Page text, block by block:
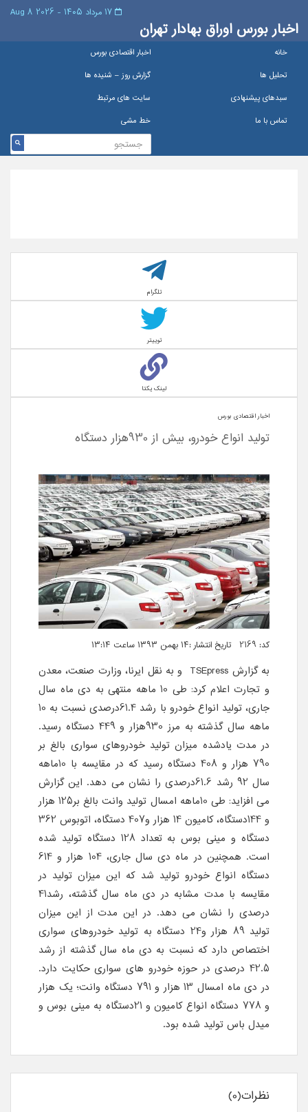
اخبار بورس اوراق بهادار تهران
خانه
اخبار اقتصادی بورس
تحلیل ها
گزارش روز – شنيده ها
سبدهای پیشنهادی
سایت های مرتبط
تماس با ما
خط مشی
تلگرام
توییتر
لینک یکتا
اخبار اقتصادی بورس
تولید انواع خودرو، بیش از 930هزار دستگاه
کد: 2169 تاریخ انتشار :۱۴ بهمن ۱۳۹۳ ساعت ۱۳:۱۴
به گزارش TSEpress و به نقل ایرنا، وزارت صنعت، معدن
و تجارت اعلام کرد: طی 10 ماهه منتهی به دی ماه سال
جاری، تولید انواع خودرو با رشد 61.4درصدی نسبت به 10
ماهه سال گذشته به مرز 930هزار و 449 دستگاه رسید.
در مدت یادشده میزان تولید خودروهای سواری بالغ بر
790 هزار و 408 دستگاه رسید که در مقایسه با 10ماهه
سال 92 رشد 61.6درصدی را نشان می دهد. این گزارش
می افزاید: طی 10ماهه امسال تولید وانت بالغ بر125 هزار
و 144دستگاه، کامیون 14 هزار و407 دستگاه، اتوبوس 362
دستگاه و مینی بوس به تعداد 128 دستگاه تولید شده
است. همچنین در ماه دی سال جاری، 104 هزار و 614
دستگاه انواع خودرو تولید شد که این میزان تولید در
مقایسه با مدت مشابه در دی ماه سال گذشته، رشد41
درصدی را نشان می دهد. در این مدت از این میزان
تولید 89 هزار و24 دستگاه به تولید خودروهای سواری
اختصاص دارد که نسبت به دی ماه سال گذشته از رشد
42.5 درصدی در حوزه خودرو های سواری حکایت دارد.
در دی ماه امسال 13 هزار و 791 دستگاه وانت؛ یک هزار
و 778 دستگاه انواع کامیون و 21دستگاه به مینی بوس و
میدل باس تولید شده بود.
نظرات(0)